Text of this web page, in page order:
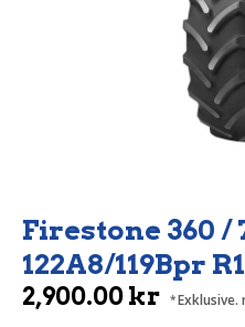
Firestone 360 /
122A8/119Bpr
2,900.00kr